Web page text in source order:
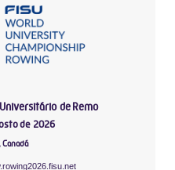
de Remo
de 2026